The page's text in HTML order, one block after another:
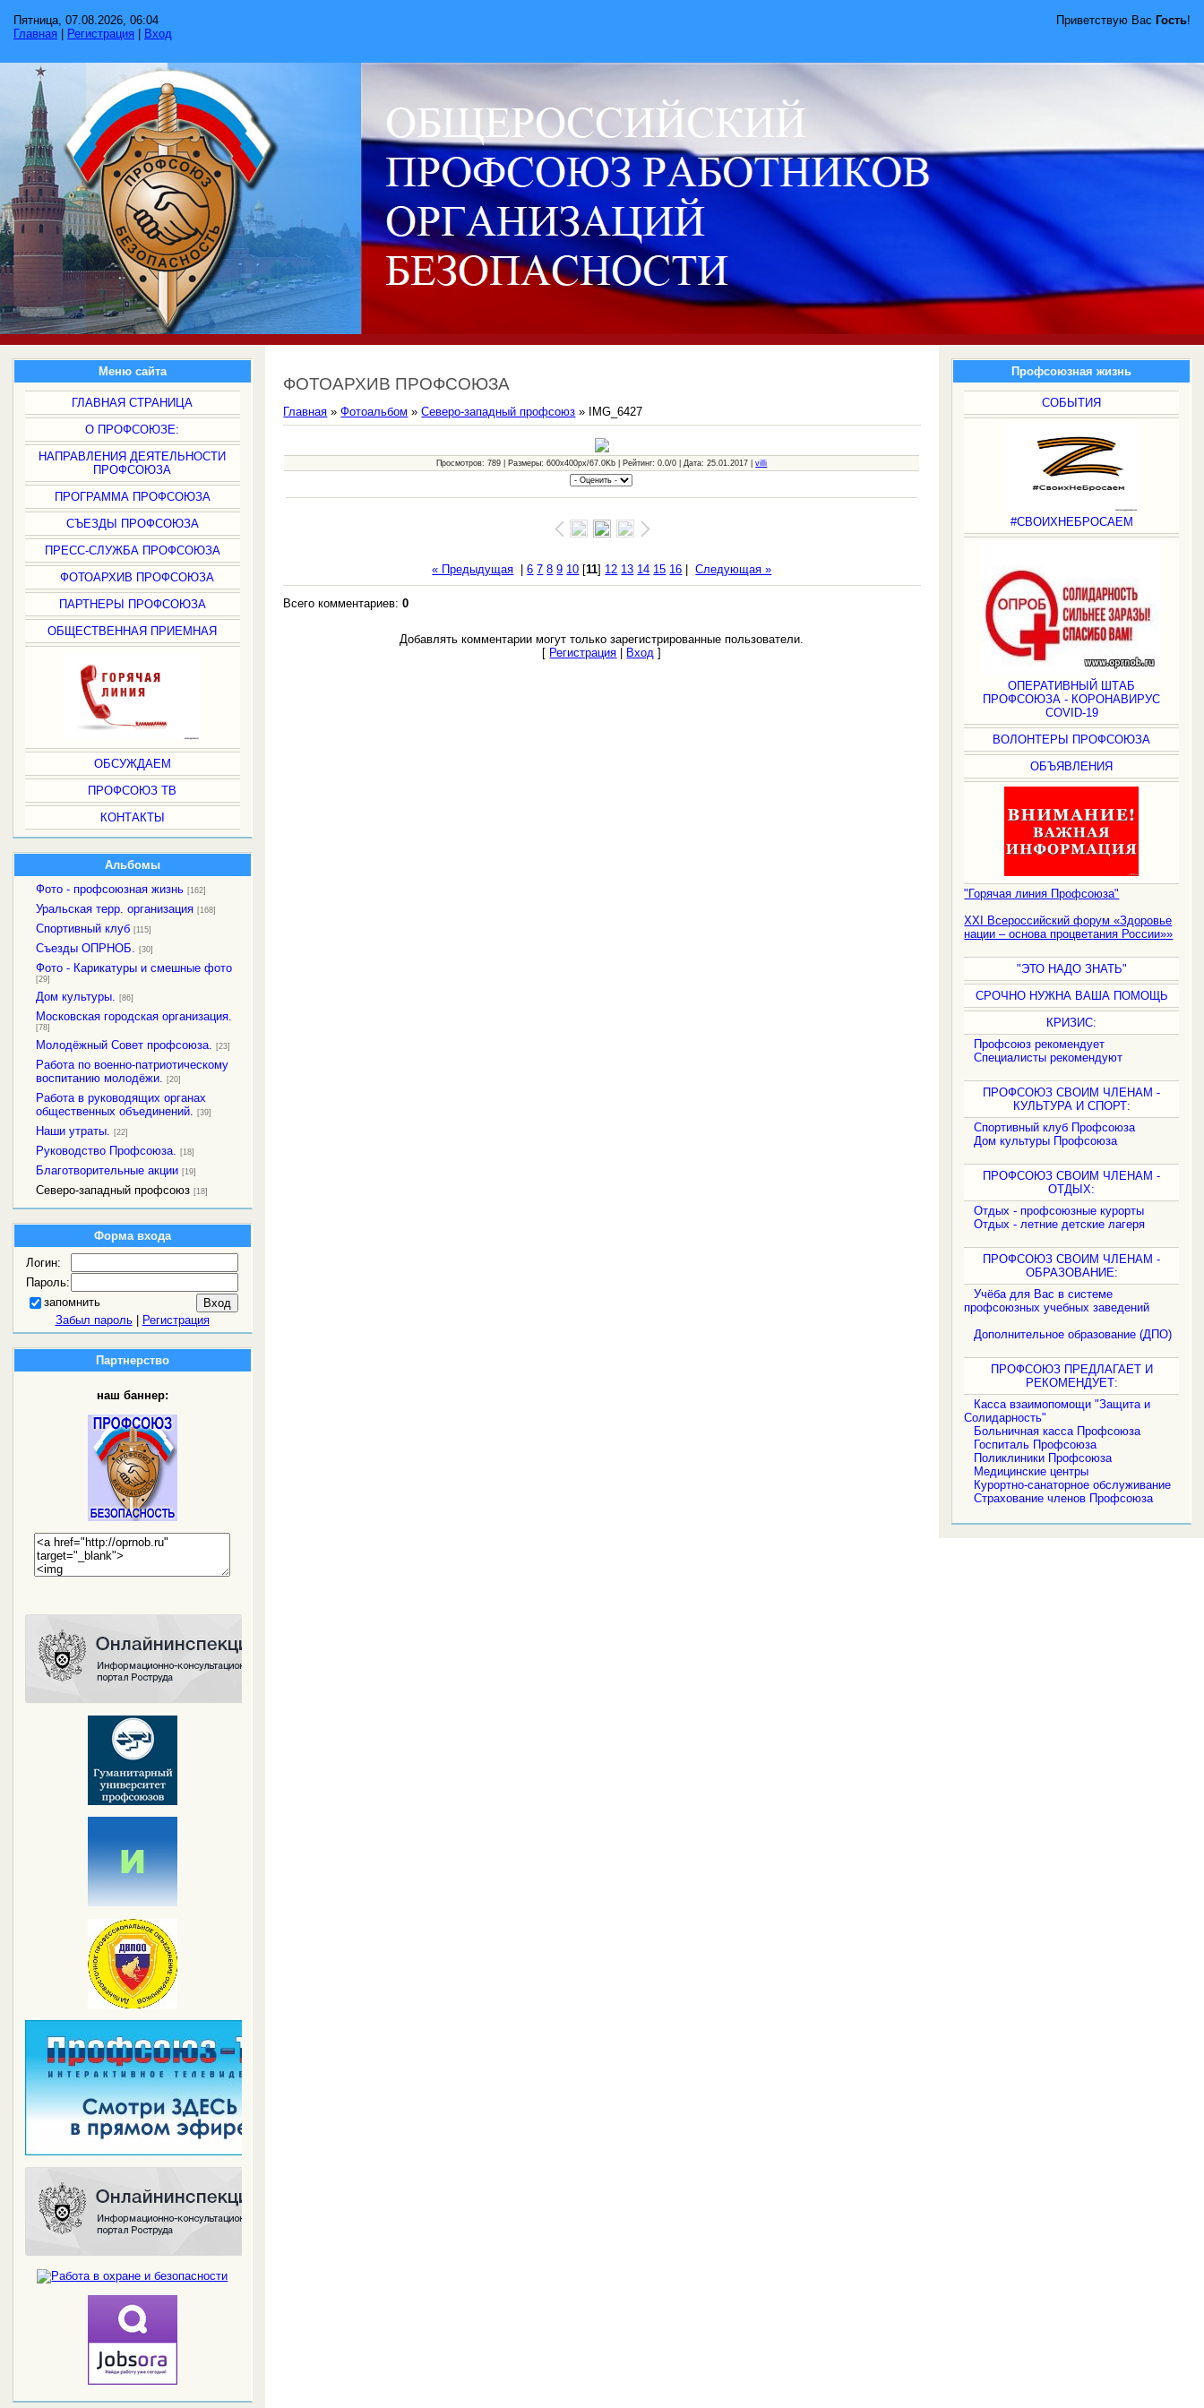
Приветствую Вас Гость!
Пятница, 07.08.2026, 06:04
Главная
Регистрация Вход
Меню сайта
ГЛАВНАЯ СТРАНИЦА
О ПРОФСОЮЗЕ:
НАПРАВЛЕНИЯ ДЕЯТЕЛЬНОСТИ
ПРОФСОЮЗА
ПРОГРАММА ПРОФСОЮЗА
СЪЕЗДЫ ПРОФСОЮЗА
ПРЕСС-СЛУЖБА ПРОФСОЮЗА
ФОТОАРХИВ ПРОФСОЮЗА
ПАРТНЕРЫ ПРОФСОЮЗА
ОБЩЕСТВЕННАЯ ПРИЕМНАЯ
ОБСУЖДАЕМ
ПРОФСОЮЗ ТВ
КОНТАКТЫ
Альбомы
Фото - профсоюзная жизнь [162]
Уральская терр. организация [168]
Спортивный клуб [115]
Съезды ОПРНОБ. [30]
Фото - Карикатуры и смешные фото
[29]
Дом культуры. [86]
Московская городская организация.
[78]
Молодёжный Совет профсоюза. [23]
Работа по военно-патриотическому
воспитанию молодёжи. [20]
Работа в руководящих органах
общественных объединений. [39]
Наши утраты. [22]
Руководство Профсоюза. [18]
Благотворительные акции [19]
Северо-западный профсоюз [18]
Форма входа
Логин:
Пароль:
запомнить
Забыл пароль| Регистрация
Партнерство
наш баннер:
Профсоюзная жизнь
СОБЫТИЯ
#СВОИХНЕБРОСАЕМ
ОПЕРАТИВНЫЙ ШТАБ
ПРОФСОЮЗА - КОРОНАВИРУС
COVID-19
ВОЛОНТЕРЫ ПРОФСОЮЗА
ОБЪЯВЛЕНИЯ
"Горячая линия Профсоюза"
XXI Всероссийский форум «Здоровье
нации – основа процветания России»»
"ЭТО НАДО ЗНАТЬ"
СРОЧНО НУЖНА ВАША ПОМОЩЬ
КРИЗИС:
Профсоюз рекомендует
Специалисты рекомендуют
ПРОФСОЮЗ СВОИМ ЧЛЕНАМ -
КУЛЬТУРА И СПОРТ:
Спортивный клуб Профсоюза
Дом культуры Профсоюза
ПРОФСОЮЗ СВОИМ ЧЛЕНАМ -
ОТДЫХ:
Отдых - профсоюзные курорты
Отдых - летние детские лагеря
ПРОФСОЮЗ СВОИМ ЧЛЕНАМ -
ОБРАЗОВАНИЕ:
Учёба для Вас в системе
профсоюзных учебных заведений
Дополнительное образование (ДПО)
ПРОФСОЮЗ ПРЕДЛАГАЕТ И
РЕКОМЕНДУЕТ:
Касса взаимопомощи "Защита и
Солидарность"
Больничная касса Профсоюза
Госпиталь Профсоюза
Поликлиники Профсоюза
Медицинские центры
Курортно-санаторное обслуживание
Страхование членов Профсоюза
ФОТОАРХИВ ПРОФСОЮЗА
Главная »Фотоальбом »Северо-западный профсоюз » IMG_6427
Просмотров: 789 | Размеры: 600x400px/67.0Kb | Рейтинг: 0.0/0 | Дата: 25.01.2017 |villi
« Предыдущая |6 7 8 9 10 [11] 12 13 14 15 16 |Следующая »
Всего комментариев:0
Добавлять комментарии могут только зарегистрированные пользователи.
[ Регистрация | Вход ]